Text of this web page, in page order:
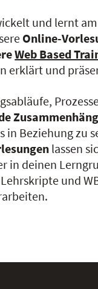
und lernt
Online-
Web Based
erklärt und
in Beziehung zu
lassen
in deinen
und